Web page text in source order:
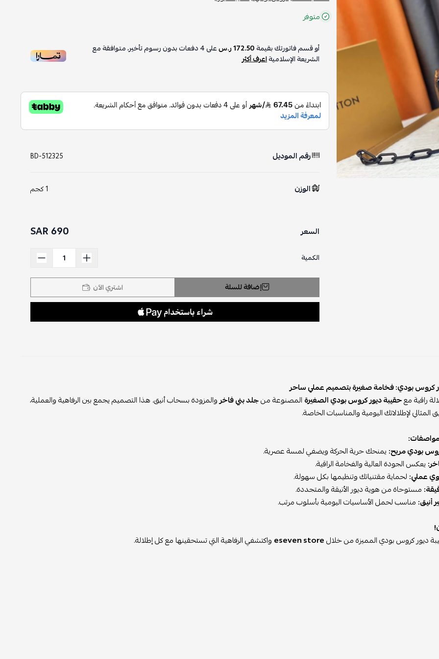
متوفر
أو قسم فاتورتك بقيمة172.50 ر.س على4دفعات بدون رسوم تأخير، متوافقة مع
الشريعة الإسلاميةاعرف أكثر
رقم الموديل BD-512325
الوزن 1 كجم
السعر 690 SAR
الكمية
إضافة للسلة اشتري الآن
كروس بودي: فخامة صغيرة بتصميم عملي ساحر
راقية معحقيبة ديور كروس بودي الصغيرة المصنوعة منجلد بني فاخروالمزودة بسحاب أنيق. هذا التصميم يجمع بين الرفاهية والعملية،
المثالي لإطلالاتك اليومية والمناسبات الخاصة.
بودي مريح: يمنحك حرية الحركة ويضفي لمسة عصرية.
يعكس الجودة العالية والفخامة الراقية.
عملي: لحماية مقتنياتك وتنظيمها بكل سهولة.
مستوحاة من هوية ديور الأنيقة والمتجددة.
مناسب لحمل الأساسيات اليومية بأسلوب مرتب.
ديور كروس بودي المميزة من خلالeseven store واكتشفي الرفاهية التي تستحقينها مع كل إطلالة.